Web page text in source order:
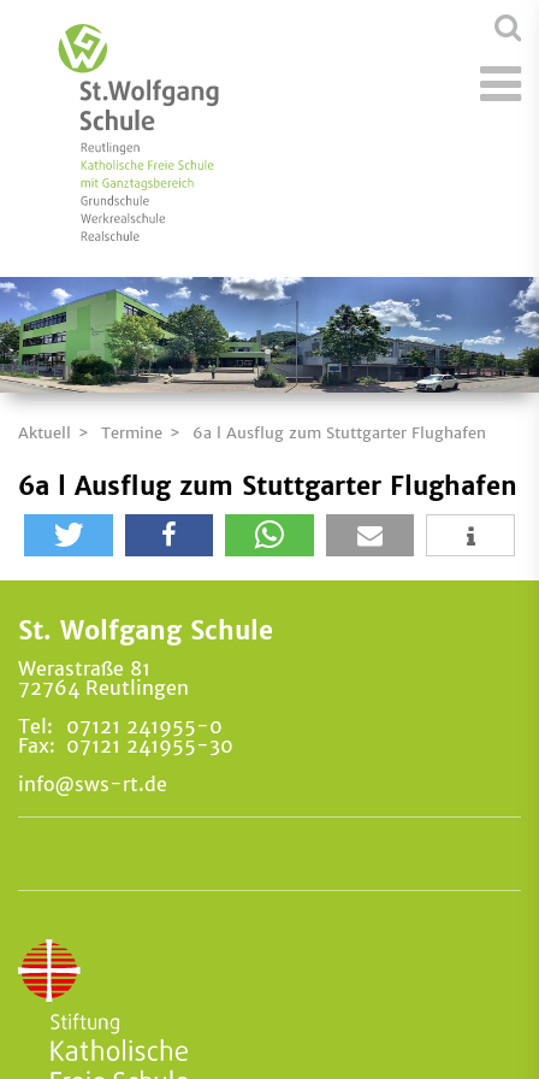
Aktuell Termine 6a l Ausflug zum Stuttgarter Flughafen
6a l Ausflug zum Stuttgarter Flughafen
St. Wolfgang Schule
Werastraße 81
72764 Reutlingen
Tel:
07121 241955-0
Fax: 07121 241955-30
info@sws-rt.de